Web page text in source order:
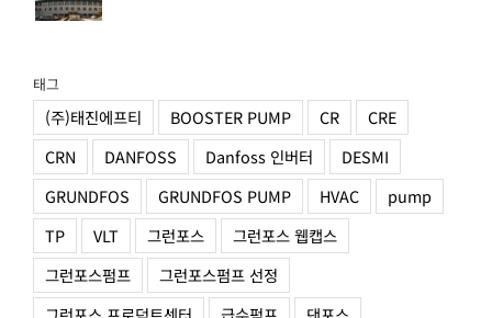
태그
(주)태진에프티 BOOSTER PUMP CR
CRE
CRN
DANFOSS Danfoss 인버터
DESMI
GRUNDFOS
GRUNDFOS PUMP HVAC
pump
TP
VLT 그런포스
그런포스 웹캡스
그런포스펌프
그런포스펌프 선정